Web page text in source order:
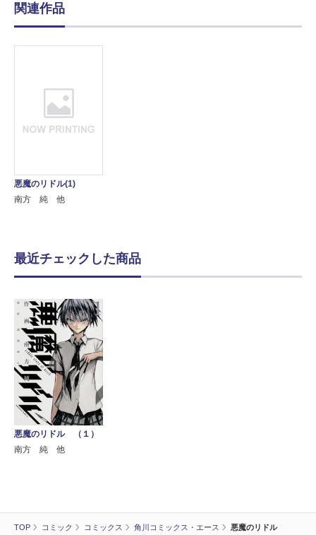
TOP コミック コミックス 角川コミックス・エース 悪魔のリドル
関連作品
悪魔のリドル(1)
南方 純 他
最近チェックした商品
悪魔のリドル （１）
南方 純 他